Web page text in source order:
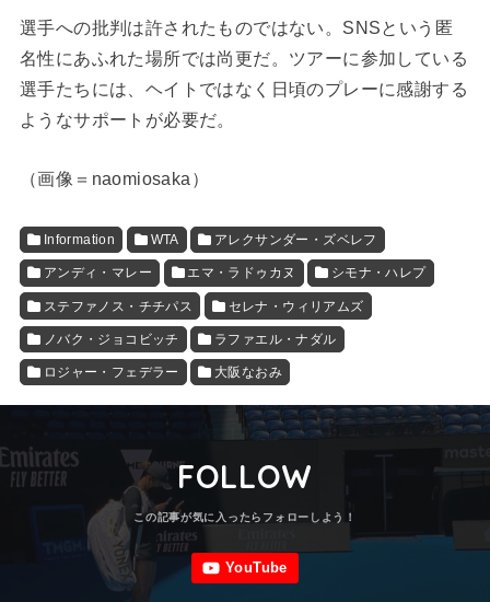
選手への批判は許されたものではない。SNSという匿
名性にあふれた場所では尚更だ。ツアーに参加している
選手たちには、ヘイトではなく日頃のプレーに感謝する
ようなサポートが必要だ。
（画像＝naomiosaka）
Information WTA アレクサンダー・ズベレフ
アンディ・マレー エマ・ラドゥカヌ シモナ・ハレプ
ステファノス・チチパス セレナ・ウィリアムズ
ノバク・ジョコビッチ ラファエル・ナダル
ロジャー・フェデラー 大阪なおみ
FOLLOW